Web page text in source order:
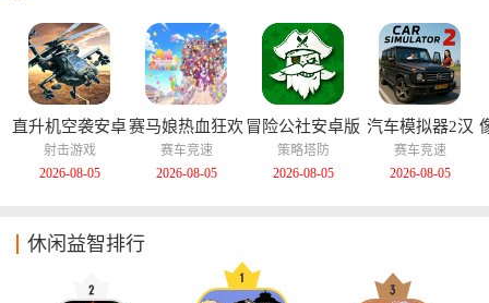
直升机空袭安卓
版
射击游戏
2026-08-05
赛马娘热血狂欢
大感谢祭中文版
赛车竞速
2026-08-05
冒险公社安卓版
策略塔防
2026-08-05
汽车模拟器2汉
化版
赛车竞速
2026-08-05
休闲益智排行